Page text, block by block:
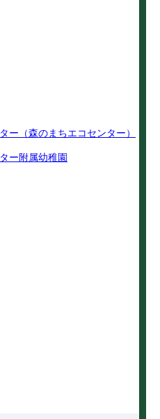
ー（森のまちエコセンター）
ー附属幼稚園